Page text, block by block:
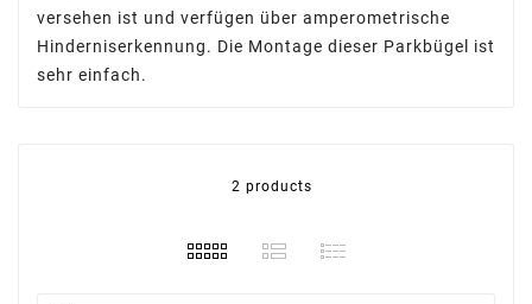
versehen ist und verfügen über amperometrische
Hinderniserkennung. Die Montage dieser Parkbügel ist
sehr einfach.
2 products